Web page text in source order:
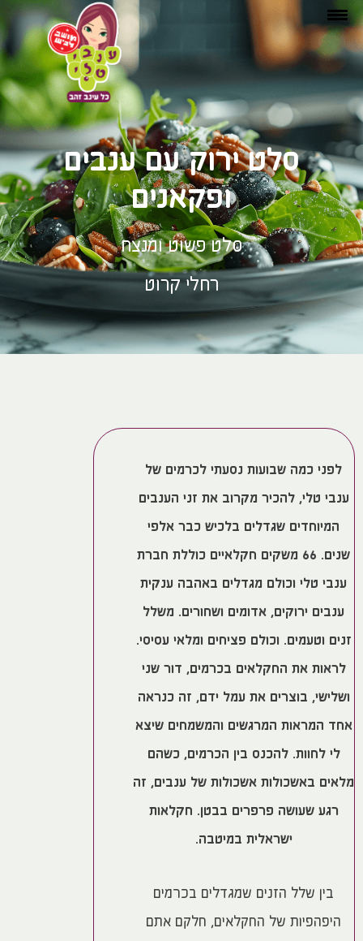
סלט ירוק עם ענבים
ופקאנים
סלט פשוט ומנצח
רחלי קרוט
לפני כמה שבועות נסעתי לכרמים של
ענבי טלי, להכיר מקרוב את זני הענבים
המיוחדים שגדלים בלכיש כבר אלפי
שנים. 66 משקים חקלאיים כוללת חברת
ענבי טלי וכולם מגדלים באהבה ענקית
ענבים ירוקים, אדומים ושחורים. משלל
זנים וטעמים. וכולם פציחים ומלאי עסיסי.
לראות את החקלאים בכרמים, דור שני
ושלישי, בוצרים את עמל ידם, זה כנראה
אחד המראות המרגשים והמשמחים שיצא
לי לחוות. להכנס בין הכרמים, כשהם
מלאים באשכולות אשכולות של ענבים, זה
רגע שעושה פרפרים בבטן. חקלאות
ישראלית במיטבה.
בין שלל הזנים שמגדלים בכרמים
היפהפיות של החקלאים, חלקם אתם